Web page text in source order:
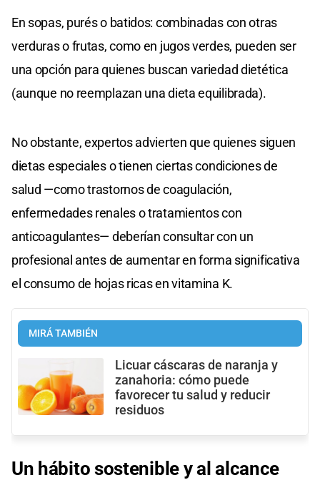
En sopas, purés o batidos: combinadas con otras
verduras o frutas, como en jugos verdes, pueden ser
una opción para quienes buscan variedad dietética
(aunque no reemplazan una dieta equilibrada).
No obstante, expertos advierten que quienes siguen
dietas especiales o tienen ciertas condiciones de
salud —como trastornos de coagulación,
enfermedades renales o tratamientos con
anticoagulantes— deberían consultar con un
profesional antes de aumentar en forma significativa
el consumo de hojas ricas en vitamina K.
MIRÁ TAMBIÉN
Licuar cáscaras de naranja y
zanahoria: cómo puede
favorecer tu salud y reducir
residuos
Un hábito sostenible y al alcance